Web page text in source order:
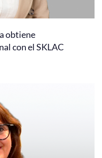
obtiene
con el SKLAC